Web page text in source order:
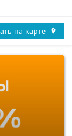
на карте